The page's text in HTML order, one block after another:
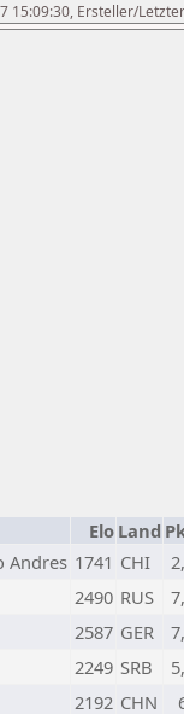
Ersteller/
Elo Land
Andres 1741 CHI
2490 RUS
2587 GER
2249 SRB
2192 CHN